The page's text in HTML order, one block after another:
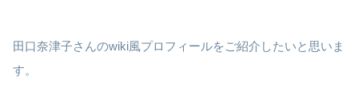
田口奈津子さんのwiki風プロフィールをご紹介したいと思いま
す。